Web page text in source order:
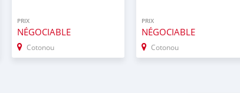
PRIX
NÉGOCIABLE
Cotonou
PRIX
NÉGOCIABLE
Cotonou